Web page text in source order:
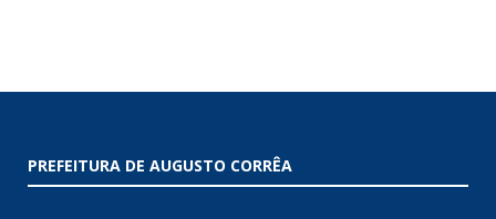
PREFEITURA DE AUGUSTO CORRÊA